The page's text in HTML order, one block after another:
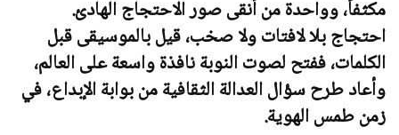
o
k
p
r
مكثفاً، وواحدة من أنقى صور الاحتجاج الهادئ.
احتجاج بلا لافتات ولا صخب، قيل بالموسيقى قبل
الكلمات، ففتح لصوت النوبة نافذة واسعة على العالم،
وأعاد طرح سؤال العدالة الثقافية من بوابة الإبداع، في
زمن طمس الهوية.